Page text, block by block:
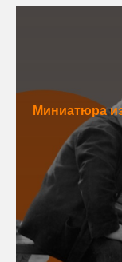
Миниатюра